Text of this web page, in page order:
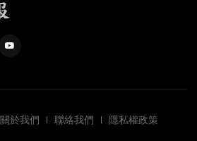
關於我們 聯絡我們
隱私權政策